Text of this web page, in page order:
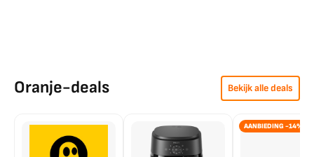
Oranje-deals Bekijk alle deals
AANBIEDING -14%